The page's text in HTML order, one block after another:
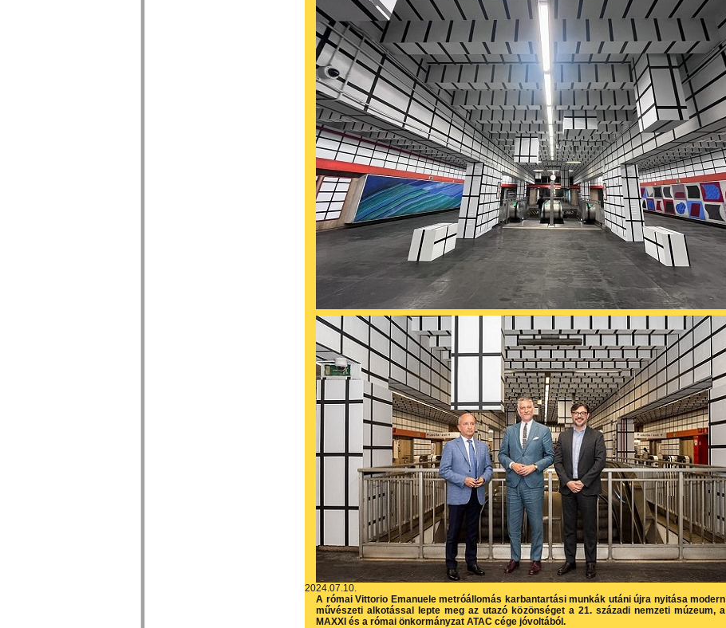
2024.07.10.
A római Vittorio Emanuele metróállomás karbantartási munkák utáni újra nyitása modern
művészeti alkotással lepte meg az utazó közönséget a 21. századi nemzeti múzeum, a
MAXXI és a római önkormányzat ATAC cége jóvoltából.